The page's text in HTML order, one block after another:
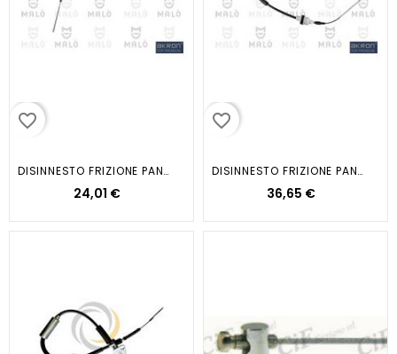
favorite_border
DISINNESTO FRIZIONE PANDA...
24,01 €
favorite_border
DISINNESTO FRIZIONE PANDA
36,65 €